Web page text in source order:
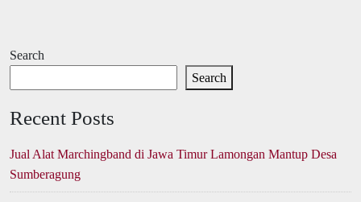
Search
Search
Recent Posts
Jual Alat Marchingband di Jawa Timur Lamongan Mantup Desa
Sumberagung